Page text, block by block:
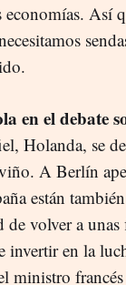
Así
en el debate
Holanda, se
A Berlín
están
de volver a
invertir en la
ministro